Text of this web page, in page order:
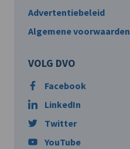
Advertentiebeleid
Algemene voorwaarden
VOLG DVO
Facebook
LinkedIn
Twitter
YouTube